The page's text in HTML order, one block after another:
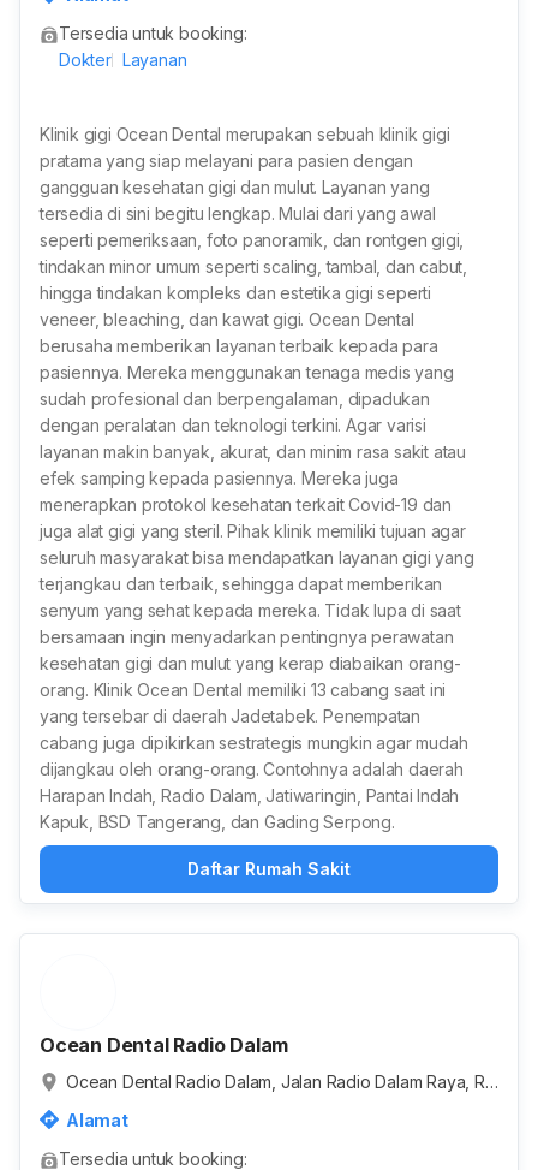
Tersedia untuk booking:
Dokter Layanan
Klinik gigi Ocean Dental merupakan sebuah klinik gigi
pratama yang siap melayani para pasien dengan
gangguan kesehatan gigi dan mulut. Layanan yang
tersedia di sini begitu lengkap. Mulai dari yang awal
seperti pemeriksaan, foto panoramik, dan rontgen gigi,
tindakan minor umum seperti scaling, tambal, dan cabut,
hingga tindakan kompleks dan estetika gigi seperti
veneer, bleaching, dan kawat gigi. Ocean Dental
berusaha memberikan layanan terbaik kepada para
pasiennya. Mereka menggunakan tenaga medis yang
sudah profesional dan berpengalaman, dipadukan
dengan peralatan dan teknologi terkini. Agar varisi
layanan makin banyak, akurat, dan minim rasa sakit atau
efek samping kepada pasiennya. Mereka juga
menerapkan protokol kesehatan terkait Covid-19 dan
juga alat gigi yang steril. Pihak klinik memiliki tujuan agar
seluruh masyarakat bisa mendapatkan layanan gigi yang
terjangkau dan terbaik, sehingga dapat memberikan
senyum yang sehat kepada mereka. Tidak lupa di saat
bersamaan ingin menyadarkan pentingnya perawatan
kesehatan gigi dan mulut yang kerap diabaikan orang-
orang. Klinik Ocean Dental memiliki 13 cabang saat ini
yang tersebar di daerah Jadetabek. Penempatan
cabang juga dipikirkan sestrategis mungkin agar mudah
dijangkau oleh orang-orang. Contohnya adalah daerah
Harapan Indah, Radio Dalam, Jatiwaringin, Pantai Indah
Kapuk, BSD Tangerang, dan Gading Serpong.
Daftar Rumah Sakit
Ocean Dental Radio Dalam
Ocean Dental Radio Dalam, Jalan Radio Dalam Raya, R
Alamat
Tersedia untuk booking: